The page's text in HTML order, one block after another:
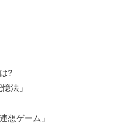
?
法」
想ゲーム」